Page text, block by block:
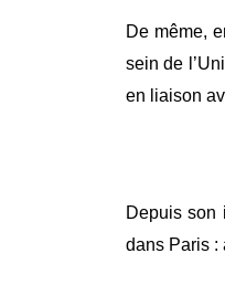
De même,
sein de
en liaison
Depuis son
dans Paris :